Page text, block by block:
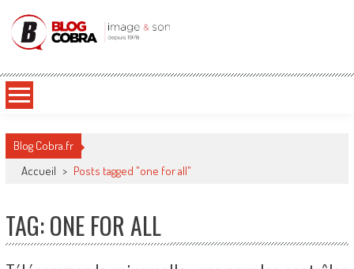
Blog Cobra
Blog Cobra.fr
Accueil > Posts tagged "one for all"
TAG: ONE FOR ALL